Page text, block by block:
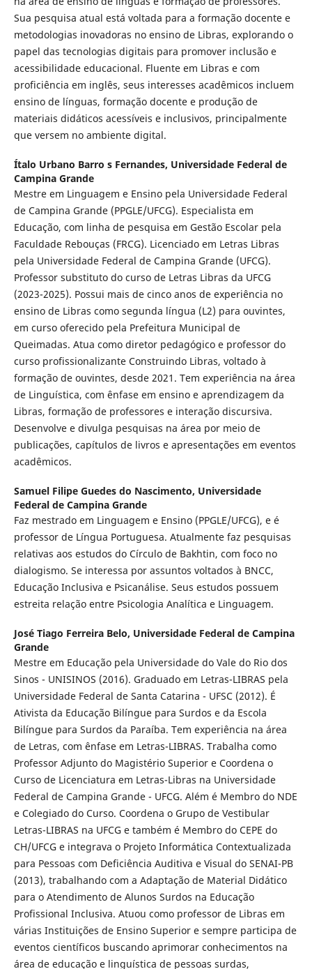
Sua pesquisa atual está voltada para a formação docente e
metodologias inovadoras no ensino de Libras, explorando o
papel das tecnologias digitais para promover inclusão e
acessibilidade educacional. Fluente em Libras e com
proficiência em inglês, seus interesses acadêmicos incluem
ensino de línguas, formação docente e produção de
materiais didáticos acessíveis e inclusivos, principalmente
que versem no ambiente digital.
Ítalo Urbano Barro s Fernandes, Universidade Federal de
Campina Grande
Mestre em Linguagem e Ensino pela Universidade Federal
de Campina Grande (PPGLE/UFCG). Especialista em
Educação, com linha de pesquisa em Gestão Escolar pela
Faculdade Rebouças (FRCG). Licenciado em Letras Libras
pela Universidade Federal de Campina Grande (UFCG).
Professor substituto do curso de Letras Libras da UFCG
(2023-2025). Possui mais de cinco anos de experiência no
ensino de Libras como segunda língua (L2) para ouvintes,
em curso oferecido pela Prefeitura Municipal de
Queimadas. Atua como diretor pedagógico e professor do
curso profissionalizante Construindo Libras, voltado à
formação de ouvintes, desde 2021. Tem experiência na área
de Linguística, com ênfase em ensino e aprendizagem da
Libras, formação de professores e interação discursiva.
Desenvolve e divulga pesquisas na área por meio de
publicações, capítulos de livros e apresentações em eventos
acadêmicos.
Samuel Filipe Guedes do Nascimento, Universidade
Federal de Campina Grande
Faz mestrado em Linguagem e Ensino (PPGLE/UFCG), e é
professor de Língua Portuguesa. Atualmente faz pesquisas
relativas aos estudos do Círculo de Bakhtin, com foco no
dialogismo. Se interessa por assuntos voltados à BNCC,
Educação Inclusiva e Psicanálise. Seus estudos possuem
estreita relação entre Psicologia Analítica e Linguagem.
José Tiago Ferreira Belo, Universidade Federal de Campina
Grande
Mestre em Educação pela Universidade do Vale do Rio dos
Sinos - UNISINOS (2016). Graduado em Letras-LIBRAS pela
Universidade Federal de Santa Catarina - UFSC (2012). É
Ativista da Educação Bilíngue para Surdos e da Escola
Bilíngue para Surdos da Paraíba. Tem experiência na área
de Letras, com ênfase em Letras-LIBRAS. Trabalha como
Professor Adjunto do Magistério Superior e Coordena o
Curso de Licenciatura em Letras-Libras na Universidade
Federal de Campina Grande - UFCG. Além é Membro do NDE
e Colegiado do Curso. Coordena o Grupo de Vestibular
Letras-LIBRAS na UFCG e também é Membro do CEPE do
CH/UFCG e integrava o Projeto Informática Contextualizada
para Pessoas com Deficiência Auditiva e Visual do SENAI-PB
(2013), trabalhando com a Adaptação de Material Didático
para o Atendimento de Alunos Surdos na Educação
Profissional Inclusiva. Atuou como professor de Libras em
várias Instituições de Ensino Superior e sempre participa de
eventos científicos buscando aprimorar conhecimentos na
área de educação e linguística de pessoas surdas,